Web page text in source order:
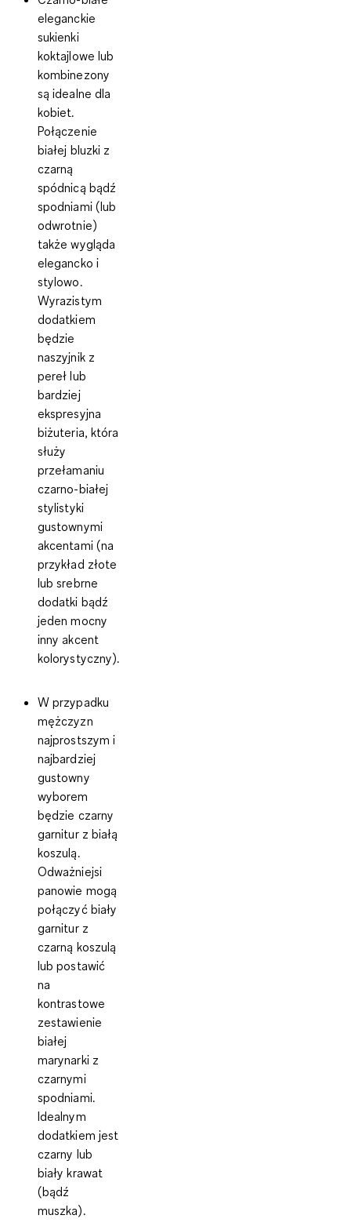
eleganckie
sukienki
koktajlowe lub
kombinezony
są idealne dla
kobiet.
Połączenie
białej bluzki z
czarną
spódnicą bądź
spodniami (lub
odwrotnie)
także wygląda
elegancko i
stylowo.
Wyrazistym
dodatkiem
będzie
naszyjnik z
pereł lub
bardziej
ekspresyjna
biżuteria, która
służy
przełamaniu
czarno-białej
stylistyki
gustownymi
akcentami (na
przykład złote
lub srebrne
dodatki bądź
jeden mocny
inny akcent
kolorystyczny).
W przypadku
mężczyzn
najprostszym i
najbardziej
gustowny
wyborem
będzie czarny
garnitur z białą
koszulą.
Odważniejsi
panowie mogą
połączyć biały
garnitur z
czarną koszulą
lub postawić
na
kontrastowe
zestawienie
białej
marynarki z
czarnymi
spodniami.
Idealnym
dodatkiem jest
czarny lub
biały krawat
(bądź
muszka).